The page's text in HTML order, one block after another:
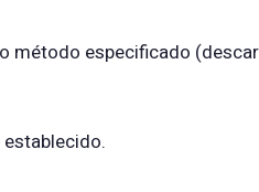
método especificado